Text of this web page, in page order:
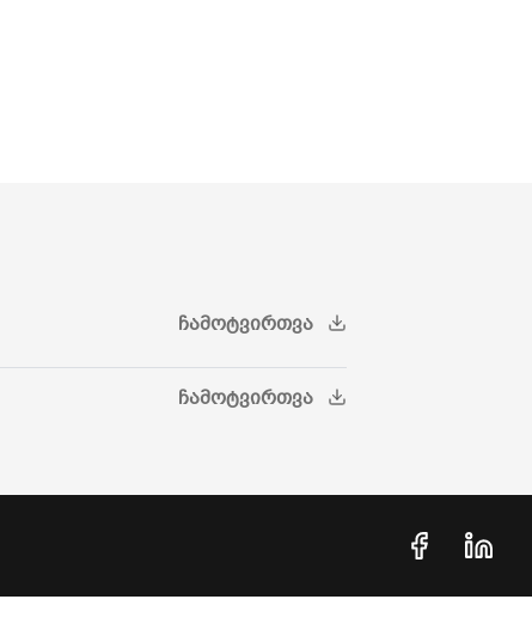
ᲩᲐᲛᲝᲢᲕᲘᲠᲗᲕᲐ
ᲩᲐᲛᲝᲢᲕᲘᲠᲗᲕᲐ